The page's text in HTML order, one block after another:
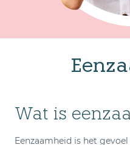
Wat is
Eenzaamheid is het